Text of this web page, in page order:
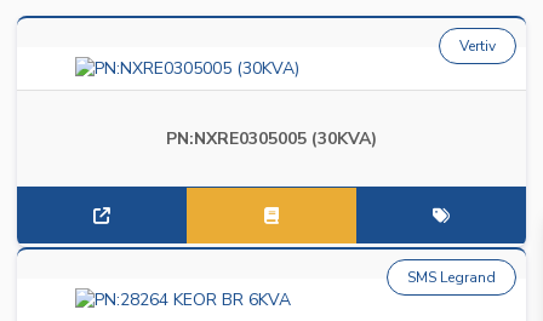
PN:NXRE0305005 (30KVA)
Vertiv
SMS Legrand